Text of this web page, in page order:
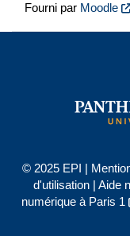
Fourni par Moodle
© 2025 EPI |
d'utilisation| Aide
numérique à Paris 1